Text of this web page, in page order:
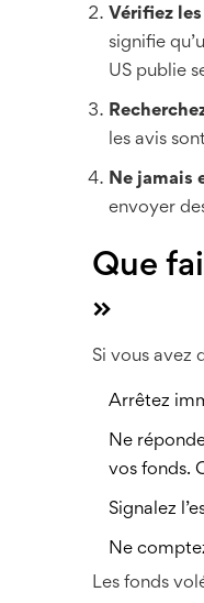
Vérifiez
signifie
US publie
les avis
Ne jamais
envoyer
Que
»
Si vous avez
Arrêtez
Ne
vos fonds.
Signalez
Ne
Les fonds